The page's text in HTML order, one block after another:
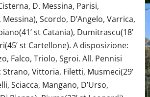
D. Messina, Parisi,
Messina), Scordo, D’Angelo, Varrica,
st Catania), Dumitrascu(18’
st Cartellone). A disposizione:
Falco, Triolo, Sgroi. All. Pennisi
Vittoria, Filetti, Musmeci(29’
Sciacca, Mangano, D’Urso,